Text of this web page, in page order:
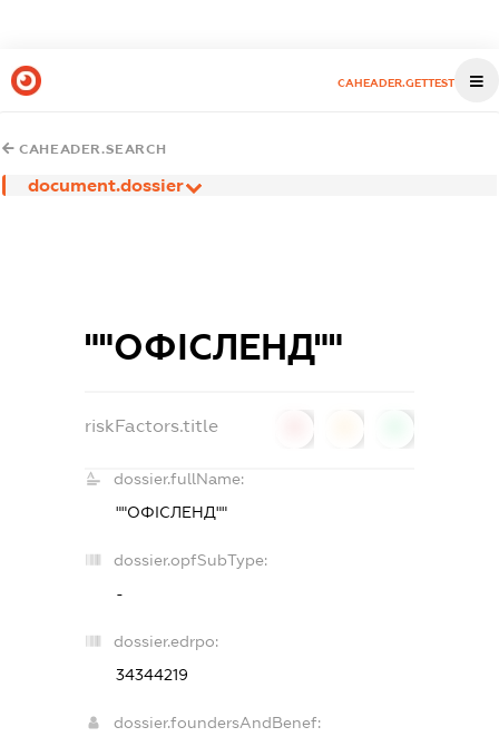
CAHEADER.GETTEST
CAHEADER.SEARCH
document.dossier
""ОФІСЛЕНД""
riskFactors.title
dossier.fullName:
""ОФІСЛЕНД""
dossier.opfSubType:
-
dossier.edrpo:
34344219
dossier.foundersAndBenef: